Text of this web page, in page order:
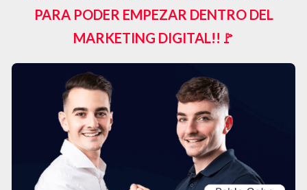
PARA PODER EMPEZAR DENTRO DEL
MARKETING DIGITAL!!🚩